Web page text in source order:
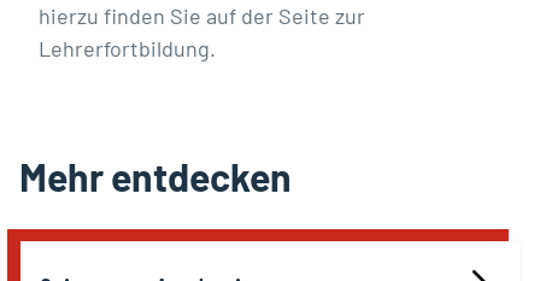
hierzu finden Sie auf der Seite zur
Lehrerfortbildung.
Mehr entdecken